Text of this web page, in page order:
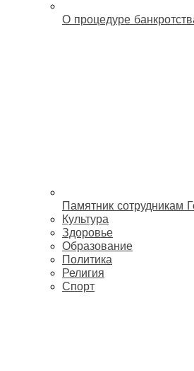
О процедуре
Памятник сотрудникам
Культура
Здоровье
Образование
Политика
Религия
Спорт